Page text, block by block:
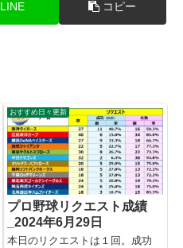
LINE コピー
おすすめ日々更新
プロ野球リクエスト成績
_2024年6月29日
本日のリクエストは１回。成功